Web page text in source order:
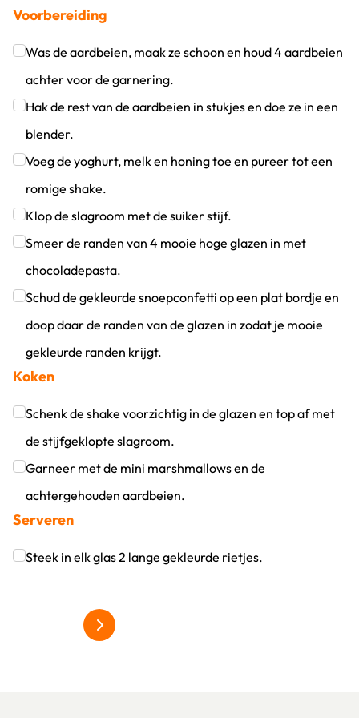
Voorbereiding
Was de aardbeien, maak ze schoon en houd 4 aardbeien
achter voor de garnering.
Klik om dit selectievakje aan te vinken
Hak de rest van de aardbeien in stukjes en doe ze in een
blender.
Klik om dit selectievakje aan te vinken
Voeg de yoghurt, melk en honing toe en pureer tot een
romige shake.
Klik om dit selectievakje aan te vinken
Klop de slagroom met de suiker stijf.
Klik om dit selectievakje aan te vinken
Smeer de randen van 4 mooie hoge glazen in met
chocoladepasta.
Klik om dit selectievakje aan te vinken
Schud de gekleurde snoepconfetti op een plat bordje en
doop daar de randen van de glazen in zodat je mooie
gekleurde randen krijgt.
Klik om dit selectievakje aan te vinken
Koken
Schenk de shake voorzichtig in de glazen en top af met
de stijfgeklopte slagroom.
Klik om dit selectievakje aan te vinken
Garneer met de mini marshmallows en de
achtergehouden aardbeien.
Klik om dit selectievakje aan te vinken
Serveren
Steek in elk glas 2 lange gekleurde rietjes.